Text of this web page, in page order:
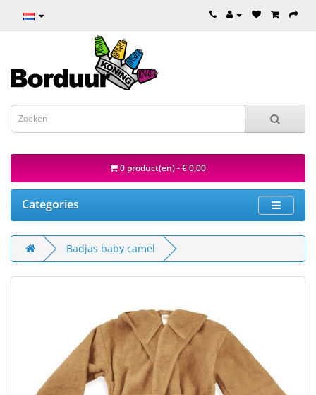
0 product(en) - € 0,00
Categories
Badjas baby camel